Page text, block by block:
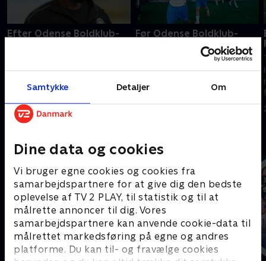
Samtykke Detaljer Om
Dine data og cookies
Vi bruger egne cookies og cookies fra
samarbejdspartnere for at give dig den bedste
oplevelse af TV 2 PLAY, til statistik og til at
målrette annoncer til dig. Vores
samarbejdspartnere kan anvende cookie-data til
målrettet markedsføring på egne og andres
platforme. Du kan til- og fravælge cookies
Efter Odense Boldklub-
reportere er klar til at levere
fra 3F Superliga.
3. august 2026 • 25 min
Før Odense Boldklub-
TV 2s værter, eksperter og
reportere er klar til at levere
fra 3F Superliga.